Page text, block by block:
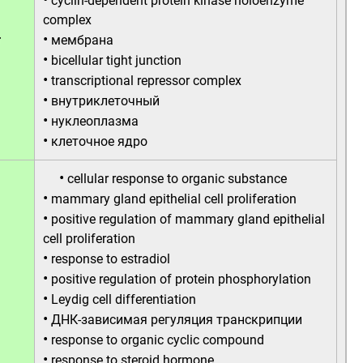
complex
• мембрана
• bicellular tight junction
• transcriptional repressor complex
• внутриклеточный
• нуклеоплазма
• клеточное ядро
• cellular response to organic substance
• mammary gland epithelial cell proliferation
• positive regulation of mammary gland epithelial
cell proliferation
• response to estradiol
• positive regulation of protein phosphorylation
• Leydig cell differentiation
• ДНК-зависимая регуляция транскрипции
• response to organic cyclic compound